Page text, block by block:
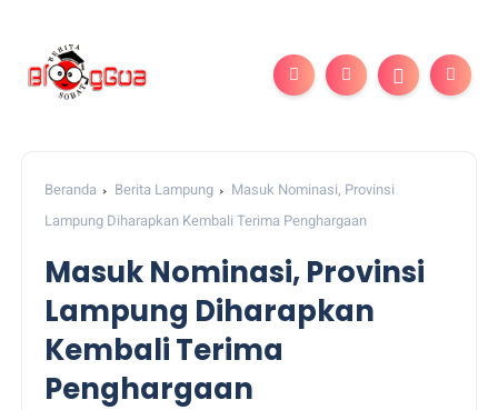
Beranda Berita Lampung
Masuk Nominasi, Provinsi
Lampung Diharapkan Kembali Terima Penghargaan
Masuk Nominasi, Provinsi
Lampung Diharapkan
Kembali Terima
Penghargaan